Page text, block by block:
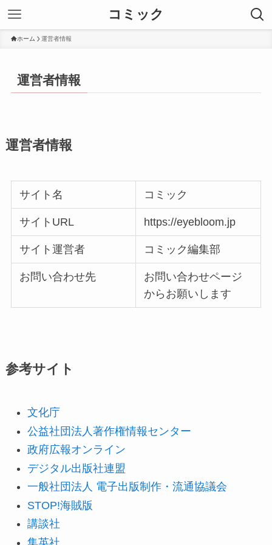
コミック
ホーム 運営者情報
運営者情報
運営者情報
サイト名 コミック
サイトURL https://eyebloom.jp
サイト運営者 コミック編集部
お問い合わせ先
お問い合わせページ
からお願いします
参考サイト
文化庁
公益社団法人著作権情報センター
政府広報オンライン
デジタル出版社連盟
一般社団法人 電子出版制作・流通協議会
STOP!海賊版
講談社
集英社